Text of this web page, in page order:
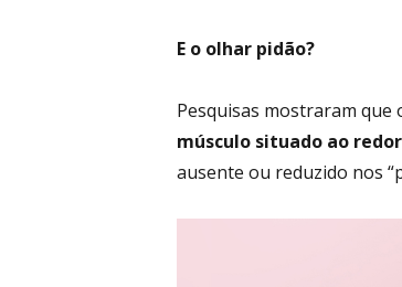
E o olhar pidão?
Pesquisas mostraram que
músculo situado ao
ausente ou reduzido nos